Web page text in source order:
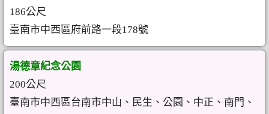
186公尺
臺南市中西區府前路一段178號
湯德章紀念公園
200公尺
臺南市中西區台南市中山、民生、公園、中正、南門、